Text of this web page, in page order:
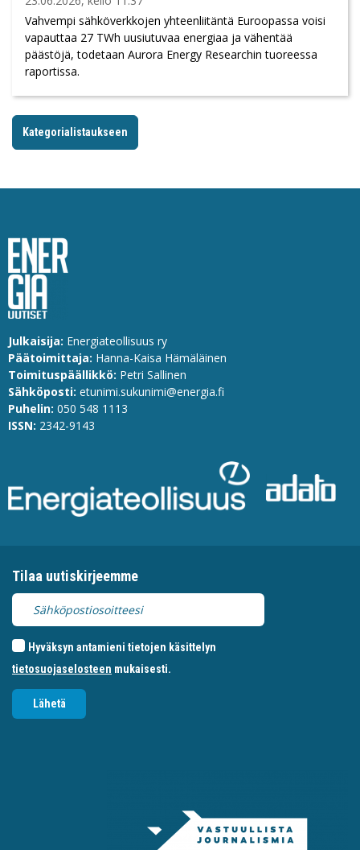
Vahvempi sähköverkkojen yhteenliitäntä Euroopassa voisi
vapauttaa 27 TWh uusiutuvaa energiaa ja vähentää
päästöjä, todetaan Aurora Energy Researchin tuoreessa
raportissa.
Kategorialistaukseen
Julkaisija: Energiateollisuus ry
Päätoimittaja: Hanna-Kaisa Hämäläinen
Toimituspäällikkö: Petri Sallinen
Sähköposti: etunimi.sukunimi@energia.fi
Puhelin: 050 548 1113
ISSN: 2342-9143
Tilaa uutiskirjeemme
Hyväksyn antamieni tietojen käsittelyn
tietosuojaselosteen mukaisesti.
Lähetä